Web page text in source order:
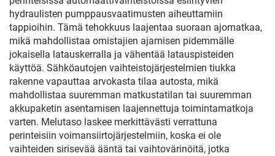
hydraulisten pumppausvaatimusten aiheuttamiin
tappioihin. Tämä tehokkuus laajentaa suoraan ajomatkaa,
mikä mahdollistaa omistajien ajamisen pidemmälle
jokaisella latauskerralla ja vähentää latauspisteiden
käyttöä. Sähköautojen vaihteistojärjestelmien tiukka
rakenne vapauttaa arvokasta tilaa autosta, mikä
mahdollistaa suuremman matkustatilan tai suuremman
akkupaketin asentamisen laajennettuja toimintamatkoja
varten. Melutaso laskee merkittävästi verrattuna
perinteisiin voimansiirtojärjestelmiin, koska ei ole
vaihteiden sirisevää ääntä tai vaihtovärinöitä, jotka